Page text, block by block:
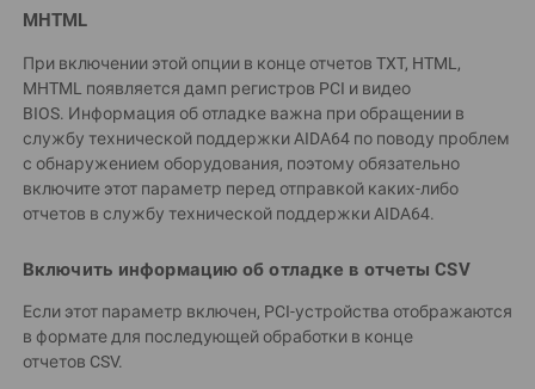
MHTML
При включении этой опции в конце отчетов TXT, HTML,
MHTML появляется дамп регистров PCI и видео
BIOS. Информация об отладке важна при обращении в
службу технической поддержки AIDA64 по поводу проблем
с обнаружением оборудования, поэтому обязательно
включите этот параметр перед отправкой каких-либо
отчетов в службу технической поддержки AIDA64.
Включить информацию об отладке в отчеты CSV
Если этот параметр включен, PCI-устройства отображаются
в формате для последующей обработки в конце
отчетов CSV.